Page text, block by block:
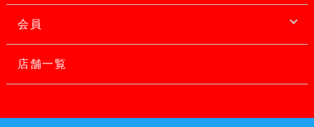
会員
店舗一覧